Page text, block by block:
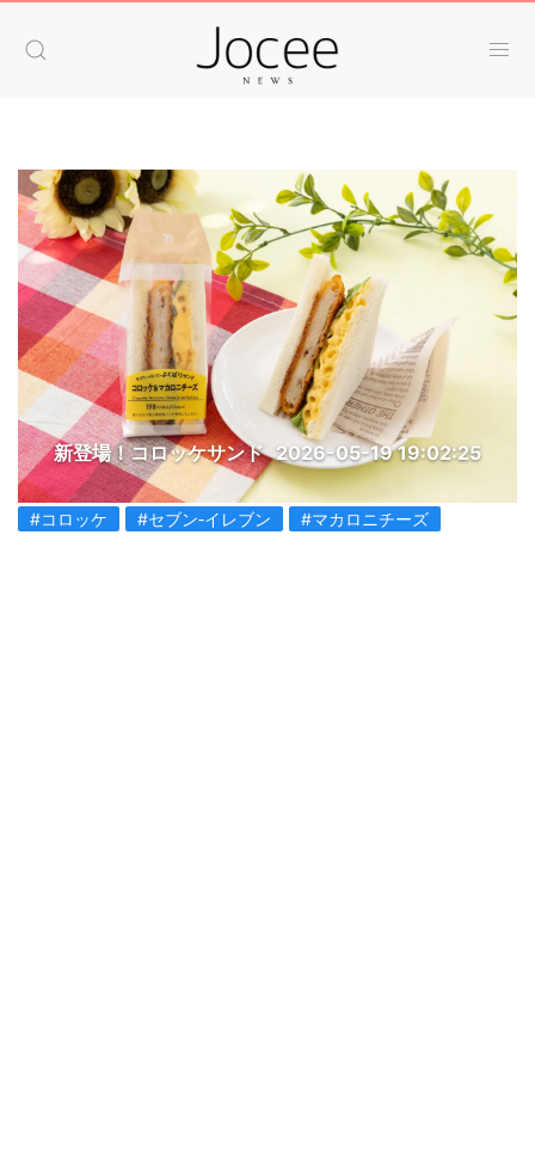
新登場！コロッケサンド 2026-05-19 19:02:25
#コロッケ #セブン‐イレブン #マカロニチーズ